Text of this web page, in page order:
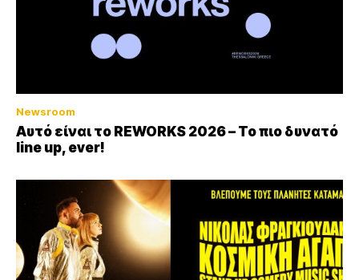
Newsroom
Αυτό είναι το REWORKS 2026 – Το πιο δυνατό
line up, ever!